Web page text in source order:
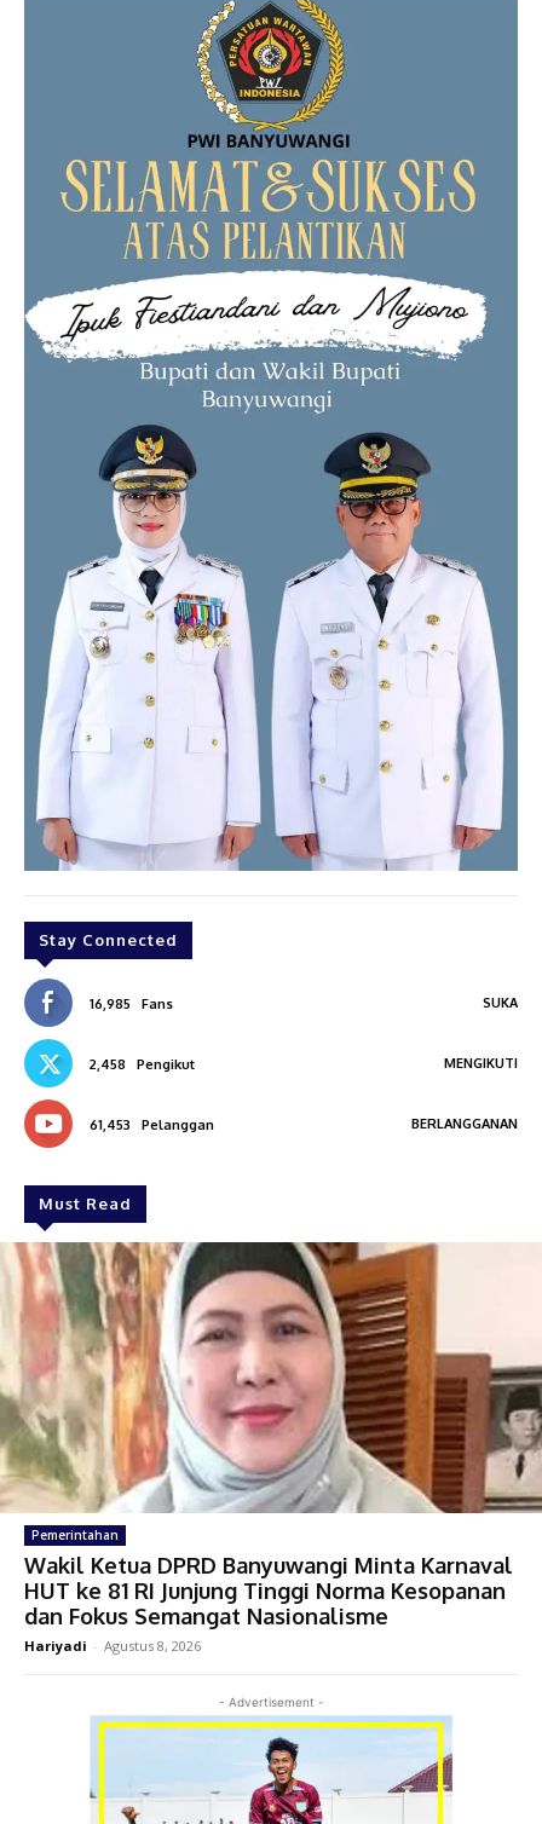
Stay Connected
16,985 Fans SUKA
2,458 Pengikut MENGIKUTI
61,453 Pelanggan BERLANGGANAN
Must Read
Pemerintahan
Wakil Ketua DPRD Banyuwangi Minta Karnaval
HUT ke 81 RI Junjung Tinggi Norma Kesopanan
dan Fokus Semangat Nasionalisme
Hariyadi - Agustus 8, 2026
- Advertisement -